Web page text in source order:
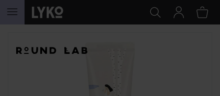
HOPPA TILL INNEHÅLLET
HOPPA ÖVER SEKTIONEN